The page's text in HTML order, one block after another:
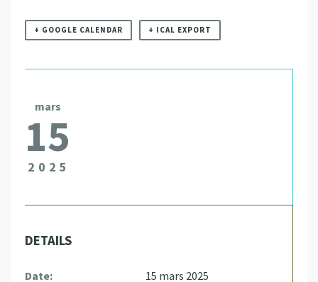
+ GOOGLE CALENDAR + ICAL EXPORT
mars
15
2025
DETAILS
Date: 15 mars 2025